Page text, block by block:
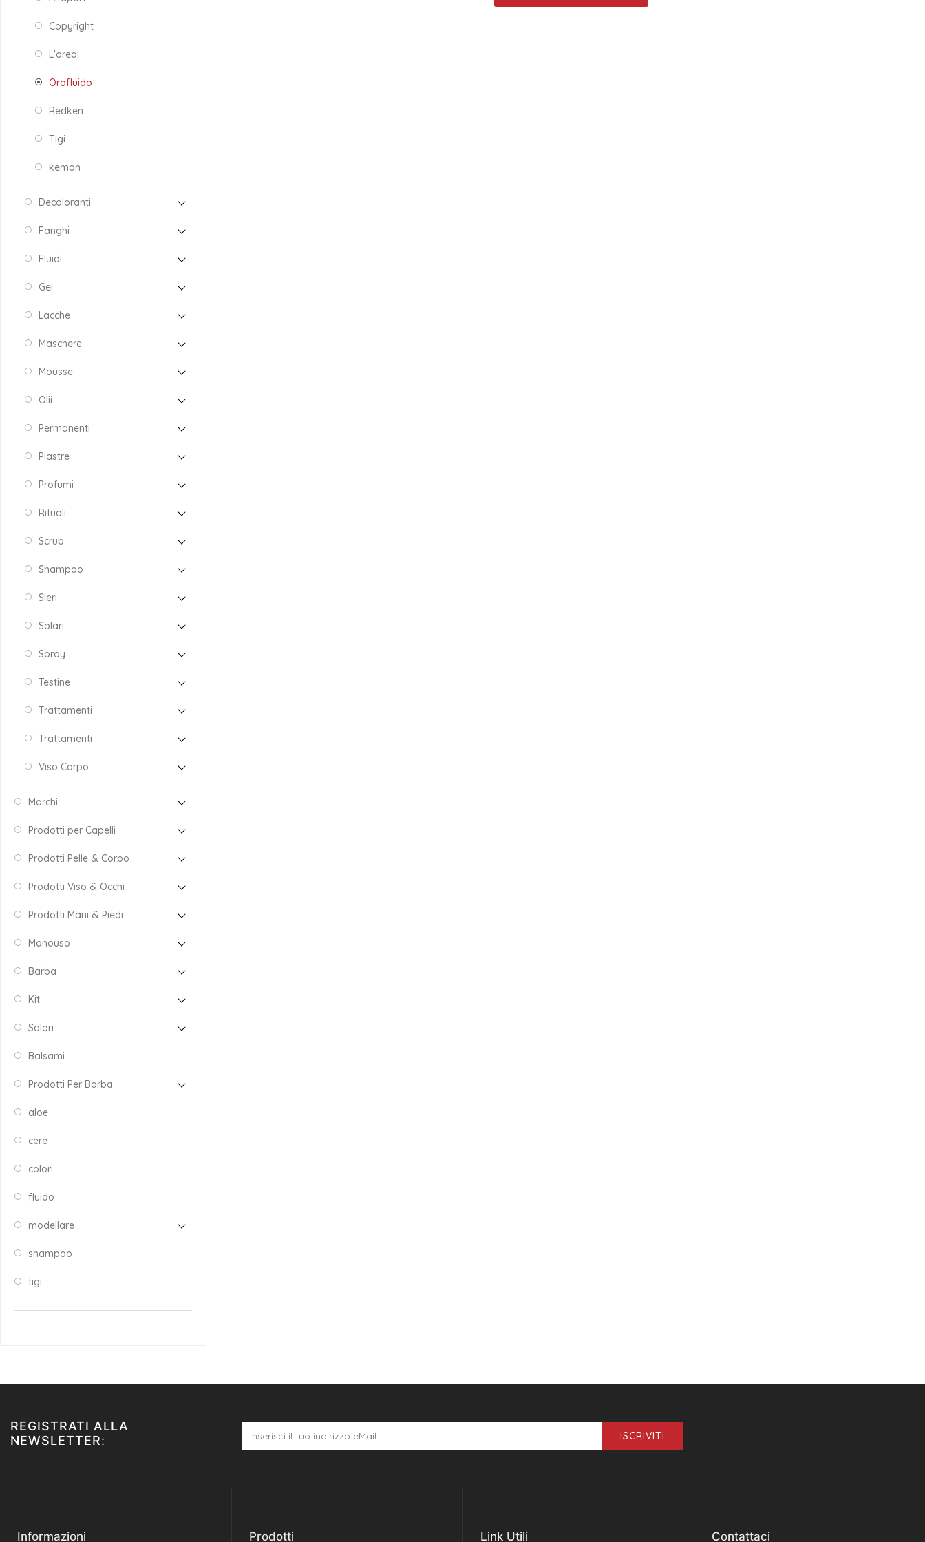
Copyright
L'oreal
Orofluido
Redken
Tigi
kemon
Decoloranti
Fanghi
Fluidi
Gel
Lacche
Maschere
Mousse
Olii
Permanenti
Piastre
Profumi
Rituali
Scrub
Shampoo
Sieri
Solari
Spray
Testine
Trattamenti
Trattamenti
Viso Corpo
Marchi
Prodotti per Capelli
Prodotti Pelle & Corpo
Prodotti Viso & Occhi
Prodotti Mani & Piedi
Monouso
Barba
Kit
Solari
Balsami
Prodotti Per Barba
aloe
cere
colori
fluido
modellare
shampoo
tigi
REGISTRATI ALLA
NEWSLETTER:
ISCRIVITI
Informazioni Prodotti Link Utili Contattaci